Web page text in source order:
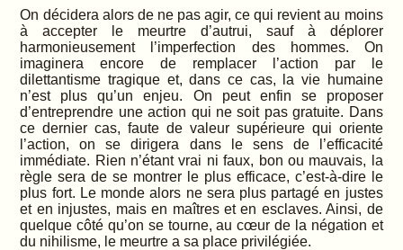
On décidera alors de ne pas agir, ce qui revient au moins
à accepter le meurtre d’autrui, sauf à déplorer
harmonieusement l’imperfection des hommes. On
imaginera encore de remplacer l’action par le
dilettantisme tragique et, dans ce cas, la vie humaine
n’est plus qu’un enjeu. On peut enfin se proposer
d’entreprendre une action qui ne soit pas gratuite. Dans
ce dernier cas, faute de valeur supérieure qui oriente
l’action, on se dirigera dans le sens de l’efficacité
immédiate. Rien n’étant vrai ni faux, bon ou mauvais, la
règle sera de se montrer le plus efficace, c’est-à-dire le
plus fort. Le monde alors ne sera plus partagé en justes
et en injustes, mais en maîtres et en esclaves. Ainsi, de
quelque côté qu’on se tourne, au cœur de la négation et
du nihilisme, le meurtre a sa place privilégiée.